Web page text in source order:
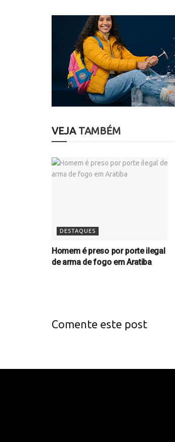
VEJATAMBÉM
DESTAQUES
Homem é preso por porte ilegal
de arma de fogo em Aratiba
Comente este post